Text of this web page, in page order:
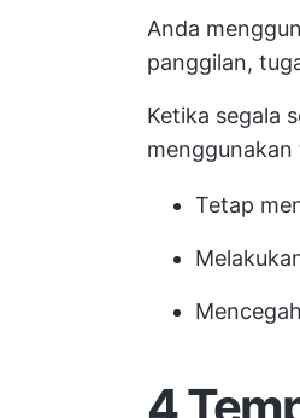
Anda
panggilan,
Ketika segala
Tetap